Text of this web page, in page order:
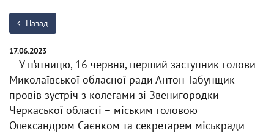
Назад
17.06.2023
У п’ятницю, 16 червня, перший заступник голови
Миколаївської обласної ради Антон Табунщик
провів зустріч з колегами зі Звенигородки
Черкаської області – міським головою
Олександром Саєнком та секретарем міськради